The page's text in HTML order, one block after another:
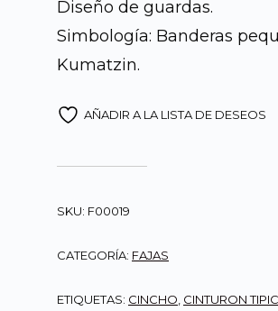
Diseño de guardas.
Simbología: Banderas
Kumatzin.
AÑADIR A LA LISTA DE DESEOS
SKU: F00019
CATEGORÍA: FAJAS
ETIQUETAS: CINCHO CINTURON